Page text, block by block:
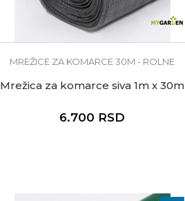
MREŽICE ZA KOMARCE 30M - ROLNE
Mrežica za komarce siva 1m x 30m
6.700 RSD